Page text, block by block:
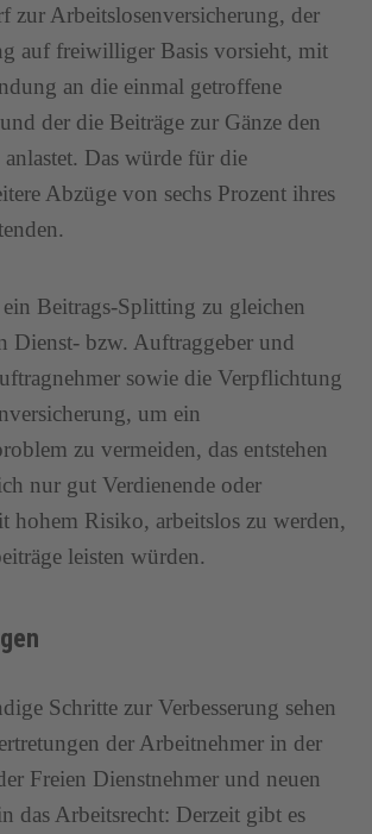
zur Arbeitslosenversicherung, der
auf freiwilliger Basis vorsieht, mit
an die einmal getroffene
der die Beiträge zur Gänze den
Das würde für die
Abzüge von sechs Prozent ihres
Beitrags-Splitting zu gleichen
Dienst- bzw. Auftraggeber und
sowie die Verpflichtung
um ein
zu vermeiden, das entstehen
nur gut Verdienende oder
hohem Risiko, arbeitslos zu werden,
leisten würden.
Schritte zur Verbesserung sehen
der Arbeitnehmer in der
Freien Dienstnehmer und neuen
das Arbeitsrecht: Derzeit gibt es